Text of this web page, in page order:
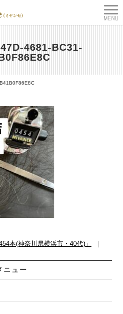
4681-BC31-
本(神奈川県横浜市・40代)」 ｜
ニュー